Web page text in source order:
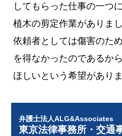
してもらった仕事の一つ
植木の剪定作業がありまし
依頼者としては傷害のた
を得なかったのであるか
ほしいという希望がありま
弁護士法人ALG&Associates
東京法律事務所・交通